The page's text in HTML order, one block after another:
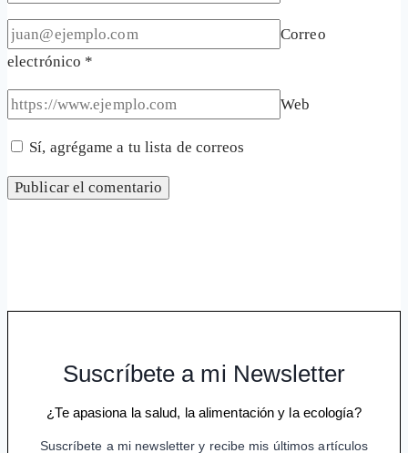
Correo
electrónico *
Web
Sí, agrégame a tu lista de correos
Suscríbete a mi Newsletter
¿Te apasiona la salud, la alimentación y la ecología?
Suscríbete a mi newsletter y recibe mis últimos artículos